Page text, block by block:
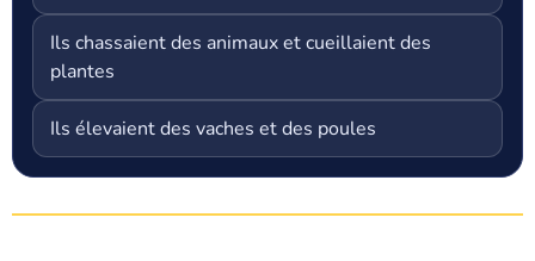
Ils chassaient des animaux et cueillaient des
plantes
Ils élevaient des vaches et des poules